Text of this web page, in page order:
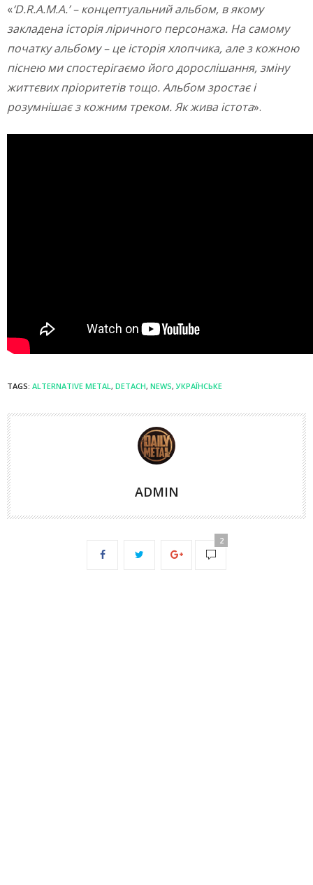
«‘D.R.A.M.A.’ – концептуальний альбом, в якому
закладена історія ліричного персонажа. На самому
початку альбому – це історія хлопчика, але з кожною
піснею ми спостерігаємо його дорослішання, зміну
життєвих пріоритетів тощо. Альбом зростає і
розумнішає з кожним треком. Як жива істота».
TAGS: ALTERNATIVE METAL , DETACH, NEWS,УКРАЇНСЬКЕ
ADMIN
2